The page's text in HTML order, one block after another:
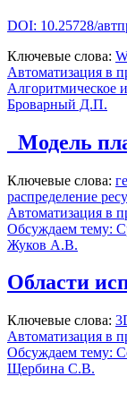
DOI: 10.25728/
Ключевые слова:
Автоматизация в
Алгоритмическое
Броварный Д.П.
Модель
Ключевые слова:
распределение
Автоматизация в
Обсуждаем тему:
Жуков А.В.
Области
Ключевые слова:
Автоматизация в
Обсуждаем тему:
Щербина С.В.